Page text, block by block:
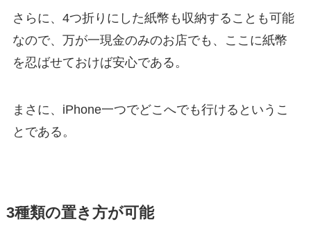
さらに、4つ折りにした紙幣も収納することも可能
なので、万が一現金のみのお店でも、ここに紙幣
を忍ばせておけば安心である。
まさに、 iPhone一つでどこへでも行ける というこ
とである。
3種類の置き方が可能